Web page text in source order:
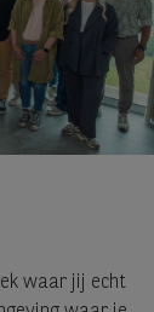
waar jij echt